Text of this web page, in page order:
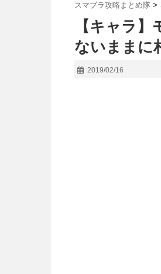
スマブラ攻略まとめ隊 >
【キャラ
ないままに
2019/02/16